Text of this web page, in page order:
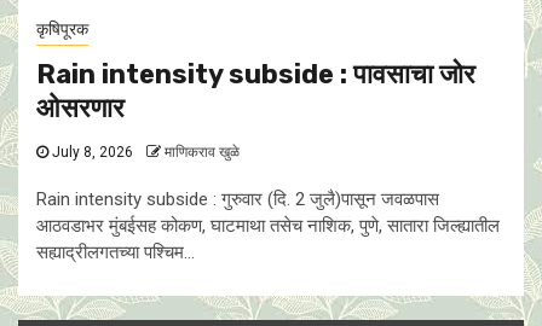
कृषिपूरक
Rain intensity subside : पावसाचा जोर
ओसरणार
July 8, 2026 माणिकराव खुळे
Rain intensity subside : गुरुवार (दि. 2 जुलै)पासून जवळपास
आठवडाभर मुंबईसह कोकण, घाटमाथा तसेच नाशिक, पुणे, सातारा जिल्ह्यातील
सह्याद्रीलगतच्या पश्चिम...